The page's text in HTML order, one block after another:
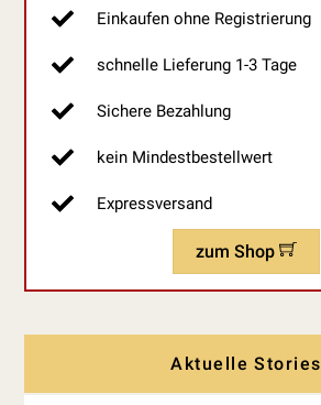
Einkaufen ohne Registrierung
schnelle Lieferung 1-3 Tage
Sichere Bezahlung
kein Mindestbestellwert
Expressversand
zum Shop
Aktuelle Stories